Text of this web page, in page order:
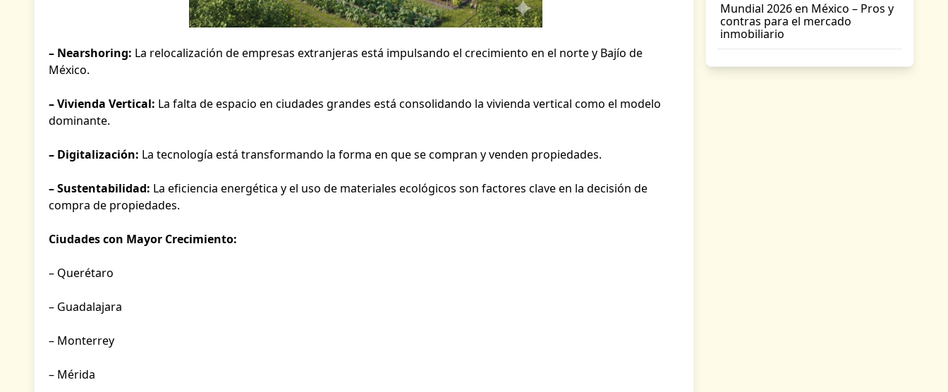
– Nearshoring: La relocalización de empresas extranjeras está impulsando el crecimiento en el norte y Bajío de
México.
– Vivienda Vertical: La falta de espacio en ciudades grandes está consolidando la vivienda vertical como el modelo
dominante.
– Digitalización: La tecnología está transformando la forma en que se compran y venden propiedades.
– Sustentabilidad: La eficiencia energética y el uso de materiales ecológicos son factores clave en la decisión de
compra de propiedades.
Ciudades con Mayor Crecimiento:
– Querétaro
– Guadalajara
– Monterrey
– Mérida
Mundial 2026 en México – Pros y
contras para el mercado
inmobiliario